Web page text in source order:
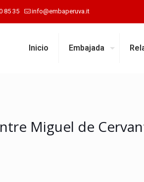
85 35 info@embaperuva.it
Inicio Embajada
Miguel de